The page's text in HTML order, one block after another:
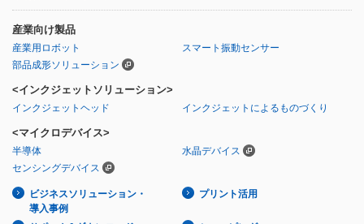
産業向け製品
産業用ロボット
スマート振動センサー
部品成形ソリューション
<インクジェットソリューション>
インクジェットヘッド インクジェットによるものづくり
<マイクロデバイス>
半導体
水晶デバイス
センシングデバイス
ビジネスソリューション・
導入事例
プリント活用